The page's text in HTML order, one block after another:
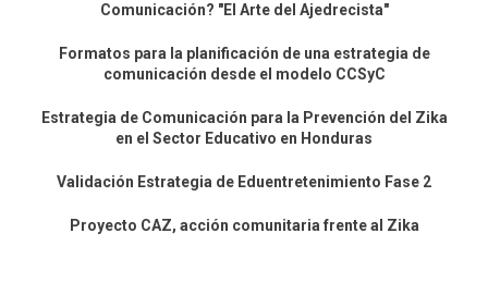
Comunicación? "El Arte del Ajedrecista"
Formatos para la planificación de una estrategia de
comunicación desde el modelo CCSyC
Estrategia de Comunicación para la Prevención del Zika
en el Sector Educativo en Honduras
Validación Estrategia de Eduentretenimiento Fase 2
Proyecto CAZ, acción comunitaria frente al Zika